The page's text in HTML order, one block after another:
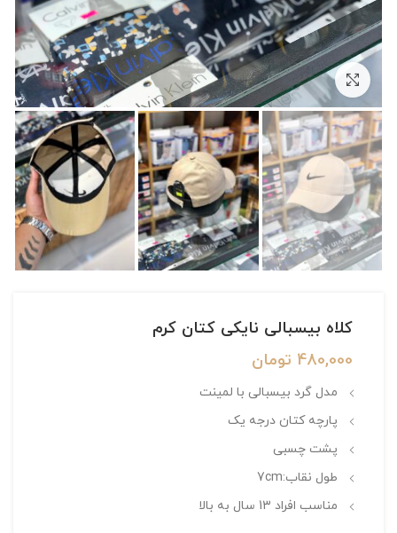
بزرگنمایی تصویر
کلاه بیسبالی نایکی کتان کرم
480,000 تومان
مدل گرد بیسبالی با لمینت
پارچه کتان درجه یک
پشت چسبی
طول نقاب:7cm
مناسب افراد 13 سال به بالا